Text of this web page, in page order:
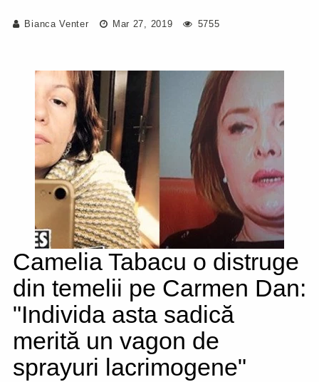
Bianca Venter Mar 27, 2019 5755
Camelia Tabacu o distruge
din temelii pe Carmen Dan:
"Individa asta sadică
merită un vagon de
sprayuri lacrimogene"